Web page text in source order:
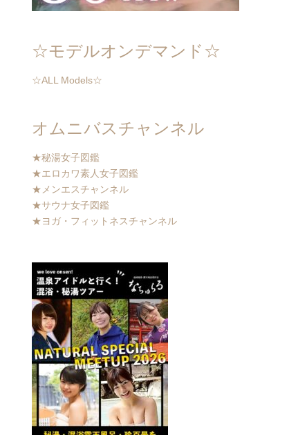
☆モデルオンデマンド☆
☆ALL Models☆
オムニバスチャンネル
★秘湯女子図鑑
★エロカワ素人女子図鑑
★メンエスチャンネル
★サウナ女子図鑑
★ヨガ・フィットネスチャンネル